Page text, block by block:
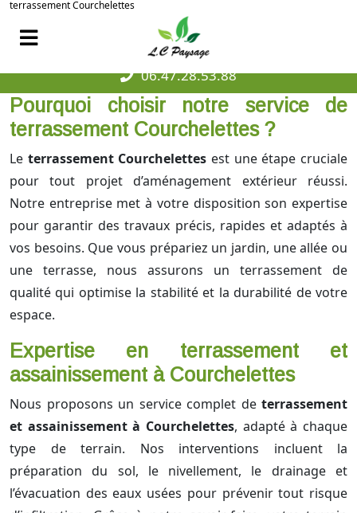
terrassement Courchelettes
06.47.28.53.88
Pourquoi choisir notre service de
terrassement Courchelettes ?
Le terrassement Courchelettes est une étape cruciale
pour tout projet d’aménagement extérieur réussi.
Notre entreprise met à votre disposition son expertise
pour garantir des travaux précis, rapides et adaptés à
vos besoins. Que vous prépariez un jardin, une allée ou
une terrasse, nous assurons un terrassement de
qualité qui optimise la stabilité et la durabilité de votre
espace.
Expertise en terrassement et
assainissement à Courchelettes
Nous proposons un service complet de terrassement
et assainissement à Courchelettes, adapté à chaque
type de terrain. Nos interventions incluent la
préparation du sol, le nivellement, le drainage et
l’évacuation des eaux usées pour prévenir tout risque